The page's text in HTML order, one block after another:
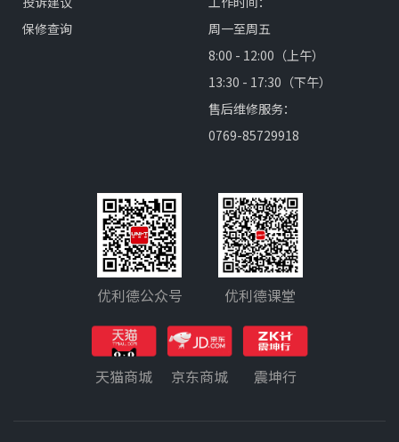
保修查询
周一至周五
8:00 - 12:00（上午）
13:30 - 17:30（下午）
售后维修服务：
0769-85729918
优利德公众号 优利德课堂
天猫商城 京东商城 震坤行